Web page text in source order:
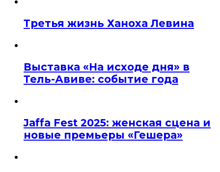
Третья жизнь Ханоха Левина
Выставка «На исходе дня» в
Тель-Авиве: событие года
Jaffa Fest 2025: женская сцена и
новые премьеры «Гешера»